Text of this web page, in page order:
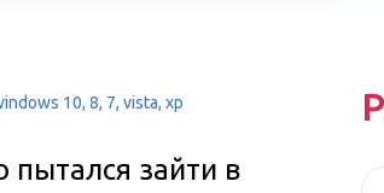
10, 8, 7, vista, xp
пытался зайти в